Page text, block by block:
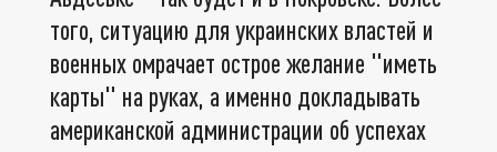
того, ситуацию для украинских властей и
военных омрачает острое желание "иметь
карты" на руках, а именно докладывать
американской администрации об успехах